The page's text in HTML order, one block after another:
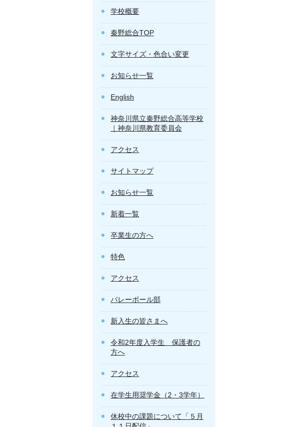
学校概要
秦野総合TOP
文字サイズ・色合い変更
お知らせ一覧
English
神奈川県立秦野総合高等学校
｜神奈川県教育委員会
アクセス
サイトマップ
お知らせ一覧
新着一覧
卒業生の方へ
特色
アクセス
バレーボール部
新入生の皆さまへ
令和2年度入学生 保護者の
方へ
アクセス
在学生用奨学金（2・3学年）
休校中の課題について「５月